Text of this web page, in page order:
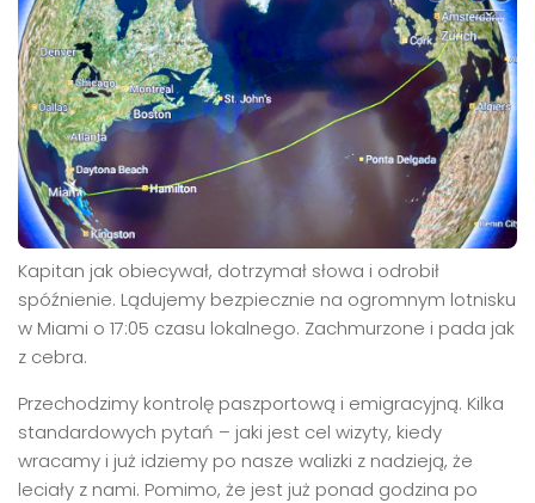
Kapitan jak obiecywał, dotrzymał słowa i odrobił
spóźnienie. Lądujemy bezpiecznie na ogromnym lotnisku
w Miami o 17:05 czasu lokalnego. Zachmurzone i pada jak
z cebra.
Przechodzimy kontrolę paszportową i emigracyjną. Kilka
standardowych pytań – jaki jest cel wizyty, kiedy
wracamy i już idziemy po nasze walizki z nadzieją, że
leciały z nami. Pomimo, że jest już ponad godzina po